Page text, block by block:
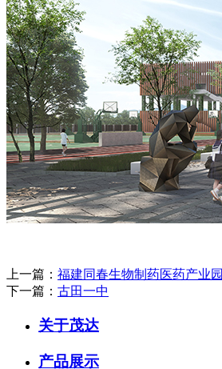
上一篇： 福建同春生物制药医药产业园
下一篇： 古田一中
关于茂达
产品展示